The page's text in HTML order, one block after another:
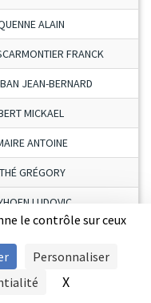
le contrôle sur ceux
Personnaliser
X
ALAIN
FRANCK
JEAN-BERNARD
MICKAEL
ANTOINE
GRÉGORY
LUDOVIC
HENRI
VALENTIN
SIGNALER UNE VIOLENCE